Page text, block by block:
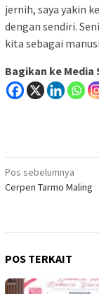
jernih, saya yakin
dengan sendiri.
kita sebagai
Bagikan ke Media
Navigasi
pos
Pos sebelumnya
Cerpen Tarmo Maling
POS TERKAIT